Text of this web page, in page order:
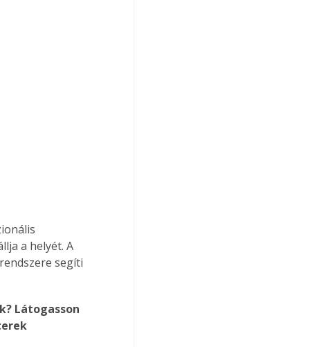
a helyét. A
segíti
Látogasson